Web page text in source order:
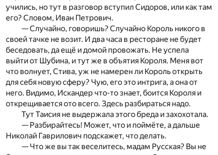
учились, но тут в разговор вступил Сидоров, или как там
его? Словом, Иван Петрович.
— Случайно, говоришь? Случайно Король никого в
своей тачке не возит. И два часа в ресторане не будет
беседовать, да ещё и домой провожать. Не успела
выйти от Шубина, и тут же в объятия Короля. Меня вот
что волнует, Стива, уж не намерен ли Король открыть
для себя новую сферу? Чую, его это интрига, а она от
него. Видимо, Искандер что-то знает, боится Короля и
открещивается ото всего. Здесь разбираться надо.
Тут Таисия не выдержала этого бреда и захохотала.
— Разбирайтесь! Может, что и поймёте, а дальше
Николай Гаврилович подскажет, что делать.
— Что же вы так веселитесь, мадам Русская? Вы не